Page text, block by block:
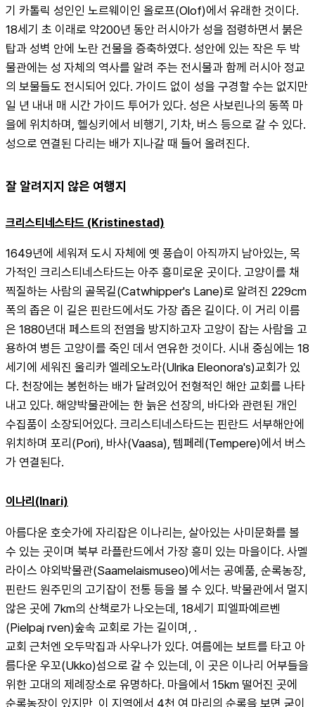
기 카톨릭 성인인 노르웨이인 올로프(Olof)에서 유래한 것이다.
18세기 초 이래로 약200년 동안 러시아가 성을 점령하면서 붉은
탑과 성벽 안에 노란 건물을 증축하였다. 성안에 있는 작은 두 박
물관에는 성 자체의 역사를 알려 주는 전시물과 함께 러시아 정교
의 보물들도 전시되어 있다. 가이드 없이 성을 구경할 수는 없지만
일 년 내내 매 시간 가이드 투어가 있다. 성은 사보린나의 동쪽 마
을에 위치하며, 헬싱키에서 비행기, 기차, 버스 등으로 갈 수 있다.
성으로 연결된 다리는 배가 지나갈 때 들어 올려진다.
잘 알려지지 않은 여행지
크리스티네스타드 (Kristinestad)
1649년에 세워져 도시 자체에 옛 풍습이 아직까지 남아있는, 목
가적인 크리스티네스타드는 아주 흥미로운 곳이다. 고양이를 채
찍질하는 사람의 골목길(Catwhipper's Lane)로 알려진 229cm
폭의 좁은 이 길은 핀란드에서도 가장 좁은 길이다. 이 거리 이름
은 1880년대 페스트의 전염을 방지하고자 고양이 잡는 사람을 고
용하여 병든 고양이를 죽인 데서 연유한 것이다. 시내 중심에는 18
세기에 세워진 울리카 엘레오노라(Ulrika Eleonora's)교회가 있
다. 천장에는 봉헌하는 배가 달려있어 전형적인 해안 교회를 나타
내고 있다. 해양박물관에는 한 늙은 선장의, 바다와 관련된 개인
수집품이 소장되어있다. 크리스티네스타드는 핀란드 서부해안에
위치하며 포리(Pori), 바사(Vaasa), 템페레(Tempere)에서 버스
가 연결된다.
이나리(Inari)
아름다운 호숫가에 자리잡은 이나리는, 살아있는 사미문화를 볼
수 있는 곳이며 북부 라플란드에서 가장 흥미 있는 마을이다. 사멜
라이스 야외박물관(Saamelaismuseo)에서는 공예품, 순록농장,
핀란드 원주민의 고기잡이 전통 등을 볼 수 있다. 박물관에서 멀지
않은 곳에 7km의 산책로가 나오는데, 18세기 피엘파예르벤
(Pielpaj rven)숲속 교회로 가는 길이며, .
교회 근처엔 오두막집과 사우나가 있다. 여름에는 보트를 타고 아
름다운 우꼬(Ukko)섬으로 갈 수 있는데, 이 곳은 이나리 어부들을
위한 고대의 제례장소로 유명하다. 마을에서 15km 떨어진 곳에
순록농장이 있지만, 이 지역에서 4천 여 마리의 순록을 보면 굳이